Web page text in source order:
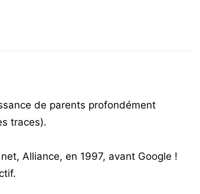
de parents profondément
traces).
Alliance, en 1997, avant Google !